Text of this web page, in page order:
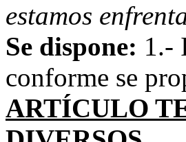
estamos
Se dispone: 1.-
conforme se
ARTÍCULO